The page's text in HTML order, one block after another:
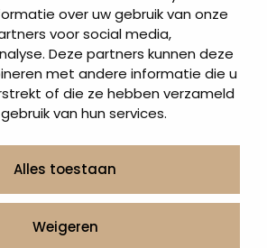
over uw gebruik van onze
voor social media,
Deze partners kunnen deze
met andere informatie die u
of die ze hebben verzameld
van hun services.
Alles toestaan
Weigeren